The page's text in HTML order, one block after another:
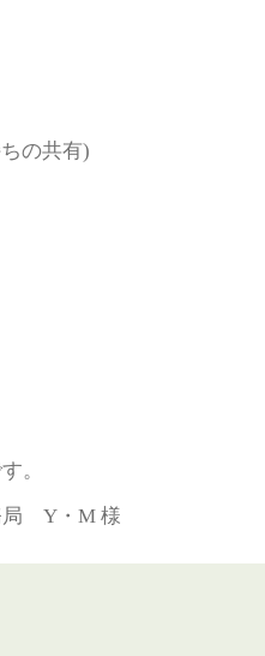
の共有)
。
Y・M 様